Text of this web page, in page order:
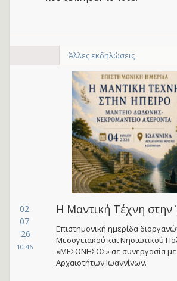
Άλλες εκδηλώσεις
02
07
'26
10:46
Η Μαντική Τέχνη στην
Επιστημονική ημερίδα
Μεσογειακού και Νησιωτικού
«ΜΕΣΟΝΗΣΟΣ» σε συνεργασία με
Αρχαιοτήτων Ιωαννίνων.